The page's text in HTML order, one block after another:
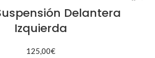
Delantera
Izquierda
125,00€